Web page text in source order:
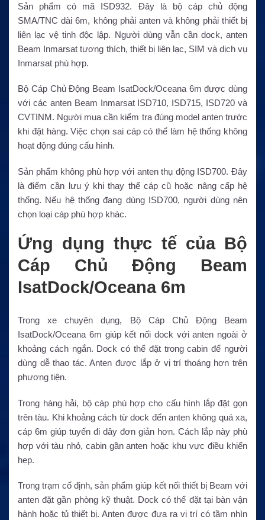
Sản phẩm có mã ISD932. Đây là bộ cáp chủ động
SMA/TNC dài 6m, không phải anten và không phải thiết bị
liên lạc vệ tinh độc lập. Người dùng vẫn cần dock, anten
Beam Inmarsat tương thích, thiết bị liên lạc, SIM và dịch vụ
Inmarsat phù hợp.
Bộ Cáp Chủ Động Beam IsatDock/Oceana 6m được dùng
với các anten Beam Inmarsat ISD710, ISD715, ISD720 và
CVTINM. Người mua cần kiểm tra đúng model anten trước
khi đặt hàng. Việc chọn sai cáp có thể làm hệ thống không
hoạt động đúng cấu hình.
Sản phẩm không phù hợp với anten thụ động ISD700. Đây
là điểm cần lưu ý khi thay thế cáp cũ hoặc nâng cấp hệ
thống. Nếu hệ thống đang dùng ISD700, người dùng nên
chọn loại cáp phù hợp khác.
Ứng dụng thực tế của Bộ
Cáp Chủ Động Beam
IsatDock/Oceana 6m
Trong xe chuyên dụng, Bộ Cáp Chủ Động Beam
IsatDock/Oceana 6m giúp kết nối dock với anten ngoài ở
khoảng cách ngắn. Dock có thể đặt trong cabin để người
dùng dễ thao tác. Anten được lắp ở vị trí thoáng hơn trên
phương tiện.
Trong hàng hải, bộ cáp phù hợp cho cấu hình lắp đặt gọn
trên tàu. Khi khoảng cách từ dock đến anten không quá xa,
cáp 6m giúp tuyến đi dây đơn giản hơn. Cách lắp này phù
hợp với tàu nhỏ, cabin gần anten hoặc khu vực điều khiển
hẹp.
Trong trạm cố định, sản phẩm giúp kết nối thiết bị Beam với
anten đặt gần phòng kỹ thuật. Dock có thể đặt tại bàn vận
hành hoặc tủ thiết bị. Anten được đưa ra vị trí có tầm nhìn